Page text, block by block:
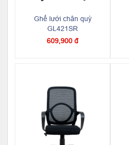
Ghế lưới chân quỳ
GL421SR
609,900 đ